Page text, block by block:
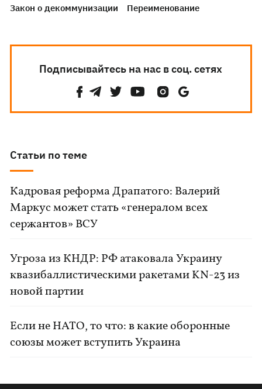
Закон о декоммунизации
Переименование
Подписывайтесь на нас в соц. сетях
Статьи по теме
Кадровая реформа Драпатого: Валерий
Маркус может стать «генералом всех
сержантов» ВСУ
Угроза из КНДР: РФ атаковала Украину
квазибаллистическими ракетами KN-23 из
новой партии
Если не НАТО, то что: в какие оборонные
союзы может вступить Украина